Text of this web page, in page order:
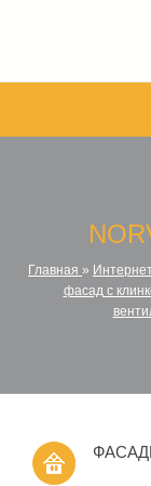
Главная »
фасад с